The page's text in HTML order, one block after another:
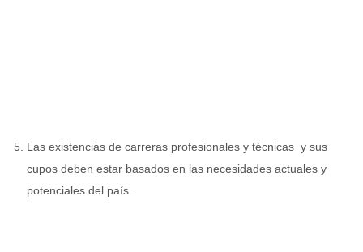
Las existencias de carreras profesionales y técnicas y sus
cupos deben estar basados en las necesidades actuales y
potenciales del país.